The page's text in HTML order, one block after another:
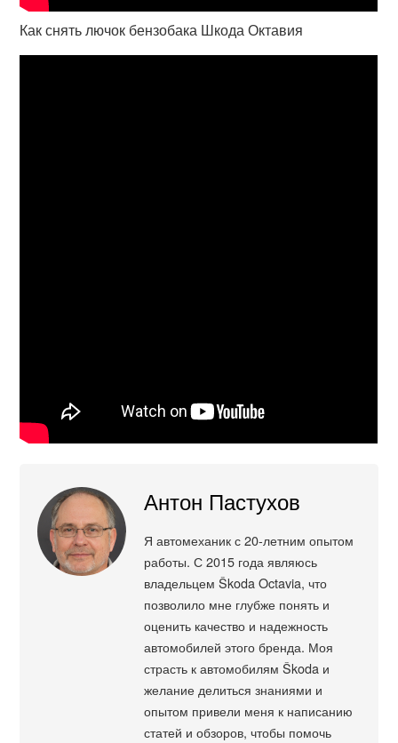
Как снять лючок бензобака Шкода Октавия
Антон Пастухов
Я автомеханик с 20-летним опытом
работы. С 2015 года являюсь
владельцем Škoda Octavia, что
позволило мне глубже понять и
оценить качество и надежность
автомобилей этого бренда. Моя
страсть к автомобилям Škoda и
желание делиться знаниями и
опытом привели меня к написанию
статей и обзоров, чтобы помочь